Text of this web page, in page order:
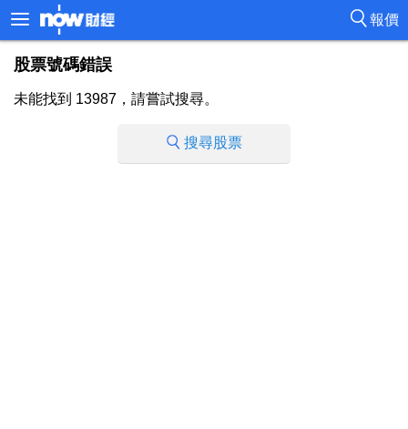
報價
股票號碼錯誤
未能找到 13987，請嘗試搜尋。
搜尋股票